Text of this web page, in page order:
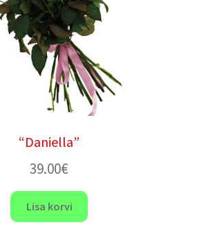
“Daniella”
39.00€
Lisa korvi